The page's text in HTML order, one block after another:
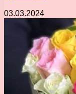
03.03.2024